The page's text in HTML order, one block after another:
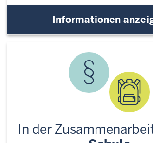
Informationen
In der